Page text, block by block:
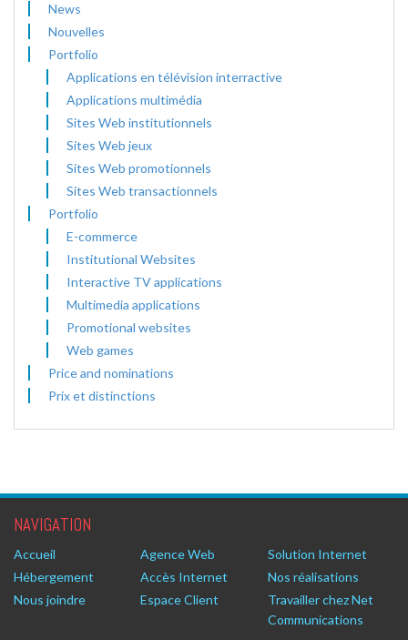
News
Nouvelles
Portfolio
Applications en télévision interractive
Applications multimédia
Sites Web institutionnels
Sites Web jeux
Sites Web promotionnels
Sites Web transactionnels
Portfolio
E-commerce
Institutional Websites
Interactive TV applications
Multimedia applications
Promotional websites
Web games
Price and nominations
Prix et distinctions
NAVIGATION
Accueil Agence Web
Solution Internet
Hébergement
Accès Internet
Nos réalisations
Nous joindre
Espace Client
Travailler chez Net
Communications